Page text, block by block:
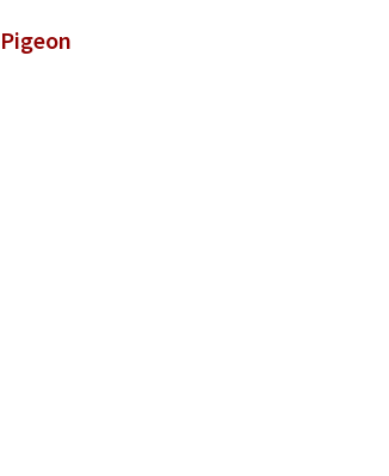
Grand Pigeon